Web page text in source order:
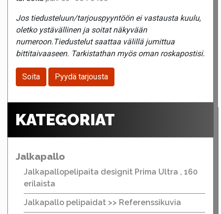
Jos tiedusteluun/tarjouspyyntöön ei vastausta kuulu,
oletko ystävällinen ja soitat näkyvään
numeroon.Tiedustelut saattaa välillä jumittua
bittitaivaaseen. Tarkistathan myös oman roskapostisi.
Soita Pyydä tarjousta
KATEGORIAT
Jalkapallo
Jalkapallopelipaita designit Prima Ultra , 160
erilaista
Jalkapallo pelipaidat >> Referenssikuvia